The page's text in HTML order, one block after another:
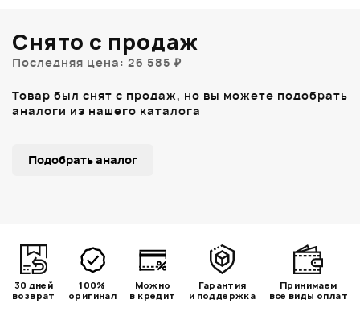
Снято с продаж
Последняя цена: 26 585 ₽
Товар был снят с продаж, но вы можете подобрать
аналоги из нашего каталога
Подобрать аналог
30 дней
возврат
100%
оригинал
Можно
в кредит
Гарантия
и поддержка
Принимаем
все виды оплат